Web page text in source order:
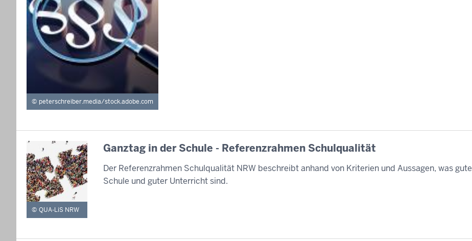
peterschreiber.media/stock.adobe.com
QUA-LiS NRW
Ganztag in der Schule - Referenzrahmen Schulqualität
Der Referenzrahmen Schulqualität NRW beschreibt anhand von Kriterien und Aussagen, was gute
Schule und guter Unterricht sind.